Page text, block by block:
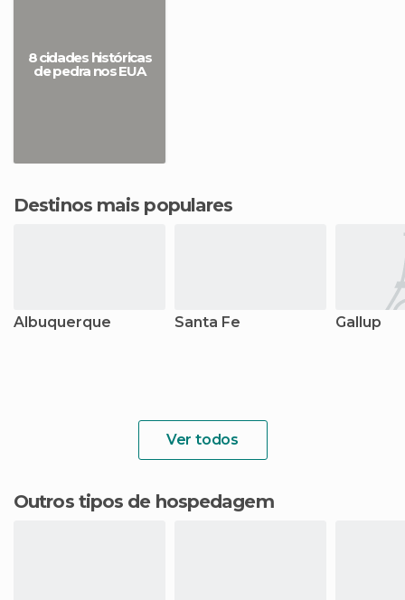
8 cidades históricas
de pedra nos EUA
Destinos mais populares
Albuquerque Santa Fe Gallup
Ver todos
Outros tipos de hospedagem